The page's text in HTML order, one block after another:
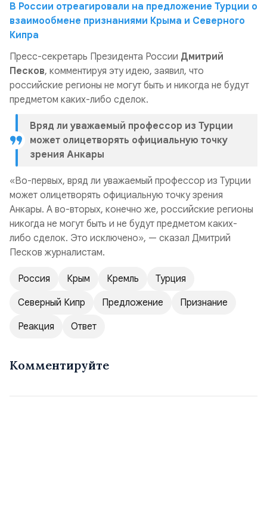
В России отреагировали на предложение Турции о
взаимообмене признаниями Крыма и Северного
Кипра
Пресс-секретарь Президента России Дмитрий
Песков, комментируя эту идею, заявил, что
российские регионы не могут быть и никогда не будут
предметом каких-либо сделок.
Вряд ли уважаемый профессор из Турции
может олицетворять официальную точку
зрения Анкары
«Во-первых, вряд ли уважаемый профессор из Турции
может олицетворять официальную точку зрения
Анкары. А во-вторых, конечно же, российские регионы
никогда не могут быть и не будут предметом каких-
либо сделок. Это исключено», — сказал Дмитрий
Песков журналистам.
Россия Крым Кремль
Турция
Северный Кипр
Предложение
Признание
Реакция
Ответ
Комментируйте